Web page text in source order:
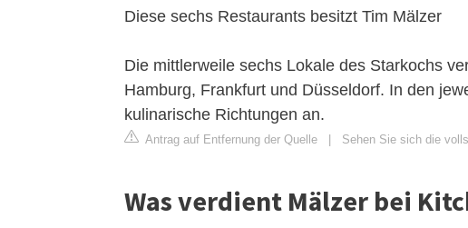
Diese sechs Restaurants besitzt Tim Mälzer
Die mittlerweile sechs Lokale des Starkochs
Hamburg, Frankfurt und Düsseldorf. In den
kulinarische Richtungen an.
Antrag auf Entfernung der Quelle Sehen Sie sich die
Was verdient Mälzer bei